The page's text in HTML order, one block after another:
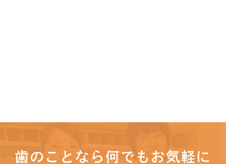
歯のことなら何でもお気軽に